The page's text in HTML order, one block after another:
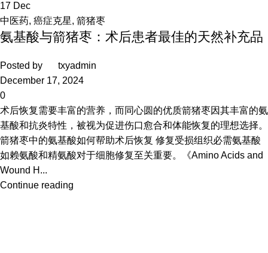
17 Dec
中医药, 癌症克星, 箭猪枣
氨基酸与箭猪枣：术后患者最佳的天然补充品
Posted by
txyadmin
December 17, 2024
0
术后恢复需要丰富的营养，而同心圆的优质箭猪枣因其丰富的氨
基酸和抗炎特性，被视为促进伤口愈合和体能恢复的理想选择。
箭猪枣中的氨基酸如何帮助术后恢复 修复受损组织必需氨基酸
如赖氨酸和精氨酸对于细胞修复至关重要。《Amino Acids and
Wound H...
Continue reading